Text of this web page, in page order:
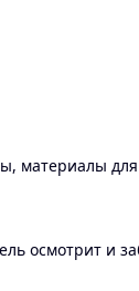
материалы
осмотрит и